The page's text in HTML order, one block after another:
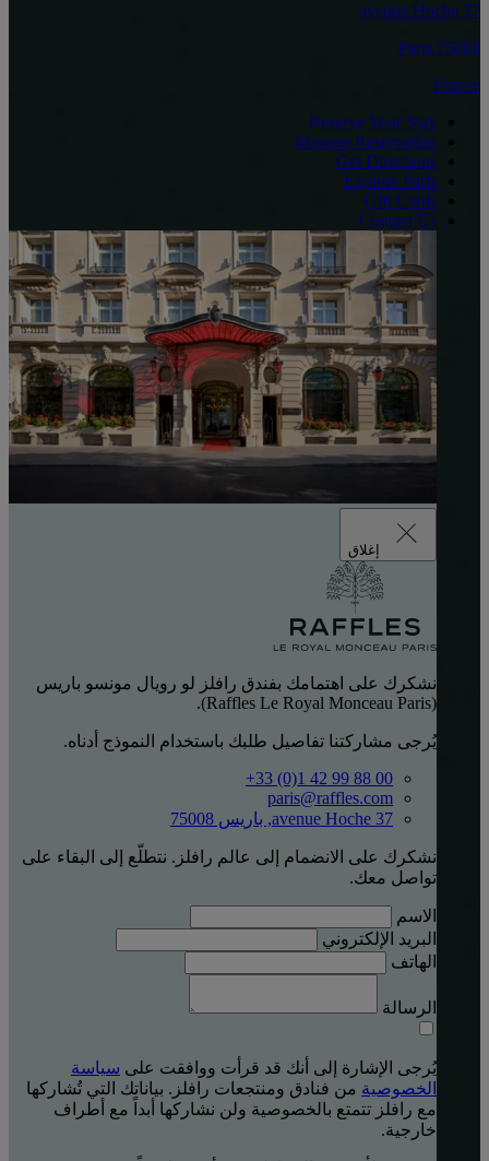
37 avenue Hoche
75008 Paris
France
Reserve Your Stay
Manage Reservation
Get Directions
Explore Paris
Gift Cards
Contact Us
إغلاق
نشكرك على اهتمامك بفندق رافلز لو رويال مونسو باريس
(Raffles Le Royal Monceau Paris).
يُرجى مشاركتنا تفاصيل طلبك باستخدام النموذج أدناه.
‎+33 (0)1 42 99 88 00‏
paris@raffles.com
37 avenue Hoche, باريس 75008
نشكرك على الانضمام إلى عالم رافلز. نتطلّع إلى البقاء على
تواصل معك.
الاسم
البريد الإلكتروني
الهاتف
الرسالة
يُرجى الإشارة إلى أنك قد قرأت ووافقت على سياسة
الخصوصية من فنادق ومنتجعات رافلز. بياناتك التي تُشاركها
مع رافلز تتمتع بالخصوصية ولن نشاركها أبداً مع أطراف
خارجية.